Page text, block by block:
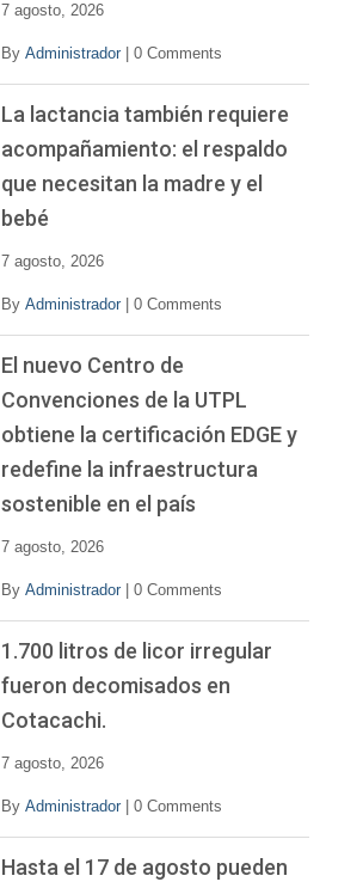
7 agosto, 2026
By Administrador 0 Comments
La lactancia también requiere
acompañamiento: el respaldo
que necesitan la madre y el
bebé
7 agosto, 2026
By Administrador 0 Comments
El nuevo Centro de
Convenciones de la UTPL
obtiene la certificación EDGE y
redefine la infraestructura
sostenible en el país
7 agosto, 2026
By Administrador 0 Comments
1.700 litros de licor irregular
fueron decomisados en
Cotacachi.
7 agosto, 2026
By Administrador 0 Comments
Hasta el 17 de agosto pueden